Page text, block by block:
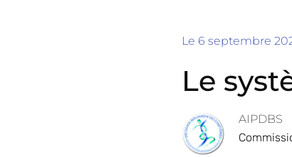
Le 6 septembre
Le
AIPDBS